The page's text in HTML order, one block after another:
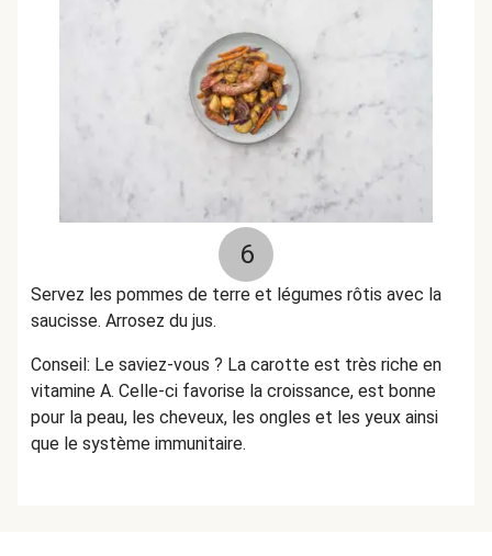
6
Servez les pommes de terre et légumes rôtis avec la
saucisse. Arrosez du jus.
Conseil: Le saviez-vous ? La carotte est très riche en
vitamine A. Celle-ci favorise la croissance, est bonne
pour la peau, les cheveux, les ongles et les yeux ainsi
que le système immunitaire.